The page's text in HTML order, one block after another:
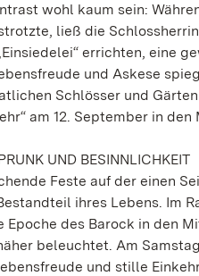
wohl kaum sein:
ließ die
errichten, eine
und Askese
Schlösser und
am 12. September in
UND BESINNLICHKEIT
Feste auf der einen
ihres Lebens. Im
Epoche des Barock in den
beleuchtet. Am
und stille